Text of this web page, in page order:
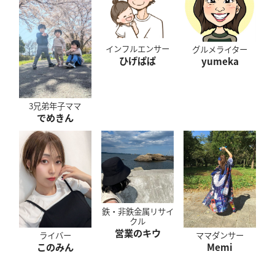
3兄弟年子ママ
でめきん
インフルエンサー
ひげぱぱ
グルメライター
yumeka
ライバー
このみん
鉄・非鉄金属リサイ
クル
営業のキウ ママダンサー
Memi